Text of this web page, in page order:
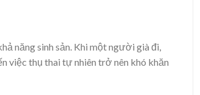
năng sinh sản. Khi một người già đi,
việc thụ thai tự nhiên trở nên khó khăn